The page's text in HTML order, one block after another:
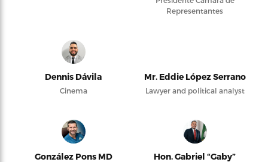
Representantes
Dennis Dávila
Cinema
Mr. Eddie López Serrano
Lawyer and political analyst
González Pons MD
Hon. Gabriel “Gaby”